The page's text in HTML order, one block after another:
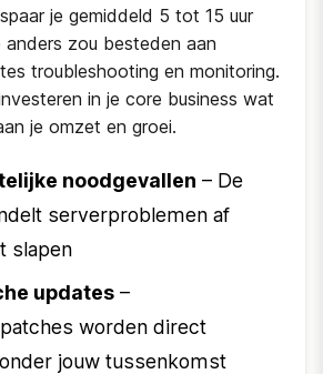
je gemiddeld 5 tot 15 uur
anders zou besteden aan
troubleshooting en monitoring.
in je core business wat
je omzet en groei.
noodgevallen – De
serverproblemen af
slapen
updates –
worden direct
jouw tussenkomst